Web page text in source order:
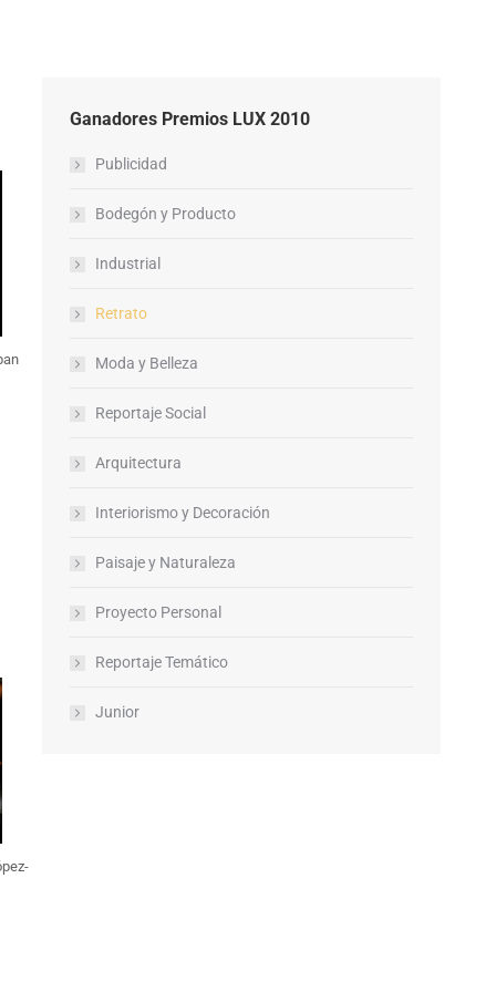
Ganadores Premios LUX 2010
Publicidad
Bodegón y Producto
Industrial
Retrato
Moda y Belleza
Reportaje Social
Arquitectura
Interiorismo y Decoración
Paisaje y Naturaleza
Proyecto Personal
Reportaje Temático
Junior